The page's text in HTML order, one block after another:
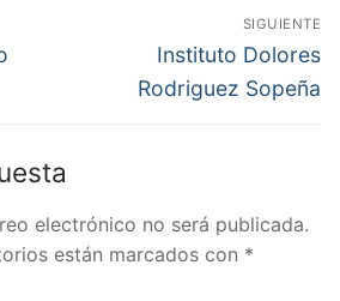
SIGUIENTE
Entrada
siguiente:
Instituto Dolores
Rodriguez Sopeña
electrónico no será publicada.
están marcados con *